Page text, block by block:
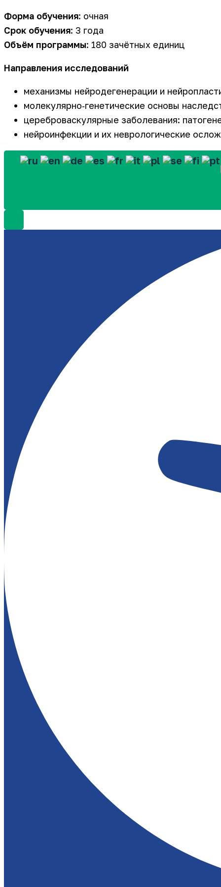
Форма обучения: очная
Срок обучения: 3 года
Объём программы: 180 зачётных единиц
Направления исследований
механизмы нейродегенерации и
молекулярно‑генетические основы
цереброваскулярные заболевания:
нейроинфекции и их неврологические